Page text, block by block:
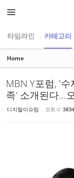
타임라인 카테고리
Home
MBN Y포럼, '
족' 소개된다...
디지털이슈팀 조회 수